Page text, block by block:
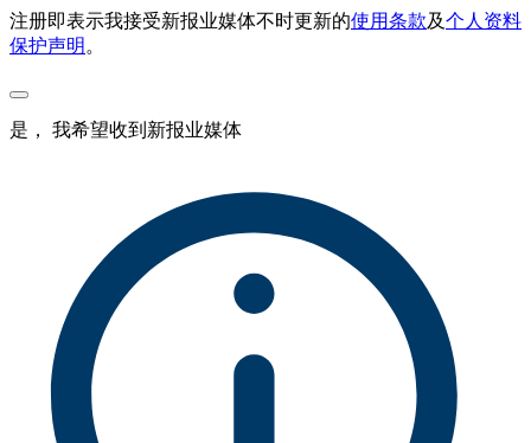
注册即表示我接受新报业媒体不时更新的使用条款及个人资料
保护声明 。
是， 我希望收到新报业媒体